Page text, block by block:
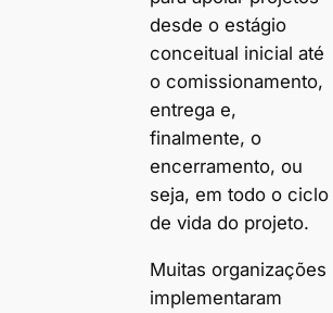
desde o estágio
conceitual inicial até
o comissionamento,
entrega e,
finalmente, o
encerramento, ou
seja, em todo o ciclo
de vida do projeto.
Muitas organizações
implementaram